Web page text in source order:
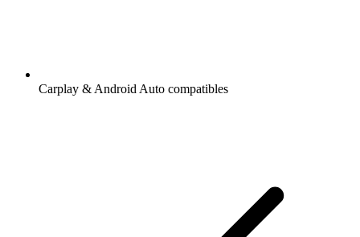
Carplay & Android Auto compatibles